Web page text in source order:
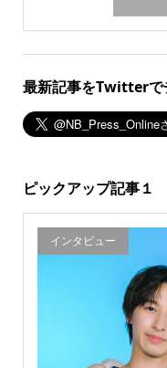
最新記事をTwitterで
ピックアップ記事１
インタビュー